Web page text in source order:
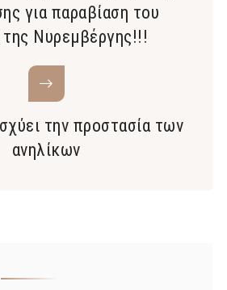
για παραβίαση του
Νυρεμβέργης!!!
την προστασία των
ανηλίκων